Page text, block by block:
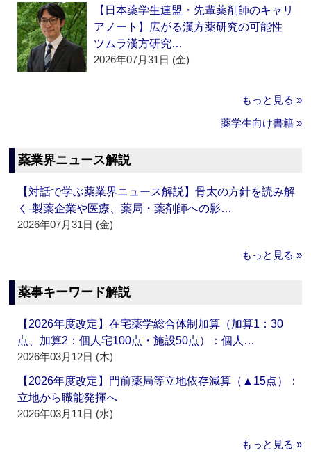
【日本薬学生連盟・先輩薬剤師のキャリ
アノート】広がる漢方薬研究の可能性
ツムラ漢方研究…
2026年07月31日 (金)
もっと見る »
薬学生向け書籍 »
薬業界ニュース解説
【対話で学ぶ薬業界ニュース解説】骨太の方針を読み解
く‐製薬企業や医療、薬局・薬剤師への影…
2026年07月31日 (金)
もっと見る »
薬事キーワード解説
【2026年度改定】在宅薬学総合体制加算（加算1：30
点、加算2：個人宅100点・施設50点）：個人…
2026年03月12日 (木)
【2026年度改定】門前薬局等立地依存減算（▲15点）：
立地から職能発揮へ
2026年03月11日 (水)
もっと見る »